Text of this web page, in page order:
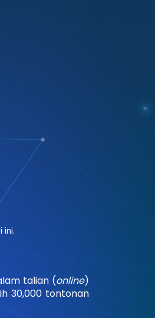
ini.
talian (online)
30,000 tontonan